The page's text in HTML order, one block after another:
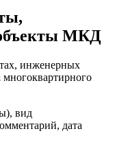
МКД
инженерных
вид
дата